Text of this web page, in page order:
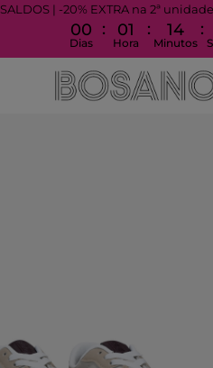
SALDOS | -20% EXTRA na 2ª
00
Dias
: 01
Hora
: 14
Minutos
: